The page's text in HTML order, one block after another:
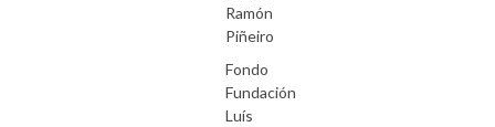
Ramón
Piñeiro
Fondo
Fundación
Luís